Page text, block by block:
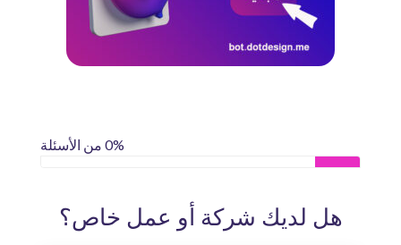
0% من الأسئلة
هل لديك شركة أو عمل خاص؟